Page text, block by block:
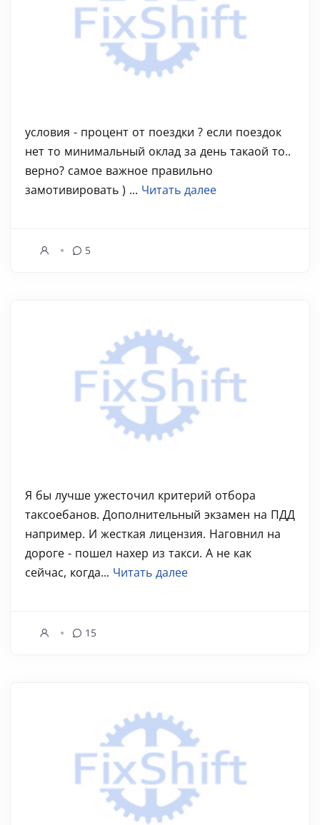
условия - процент от поездки ? если поездок
нет то минимальный оклад за день такаой то..
верно? самое важное правильно
замотивировать ) ... Читать далее
5
Я бы лучше ужесточил критерий отбора
таксоебанов. Дополнительный экзамен на ПДД
например. И жесткая лицензия. Наговнил на
дороге - пошел нахер из такси. А не как
сейчас, когда... Читать далее
15